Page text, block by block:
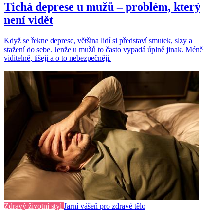
Tichá deprese u mužů – problém, který
není vidět
Když se řekne deprese, většina lidí si představí smutek, slzy a
stažení do sebe. Jenže u mužů to často vypadá úplně jinak. Méně
viditelně, tišeji a o to nebezpečněji.
Zdravý životní styl Jarní vášeň pro zdravé tělo